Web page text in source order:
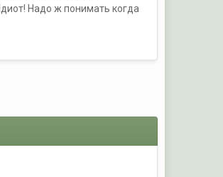
Надо ж понимать когда